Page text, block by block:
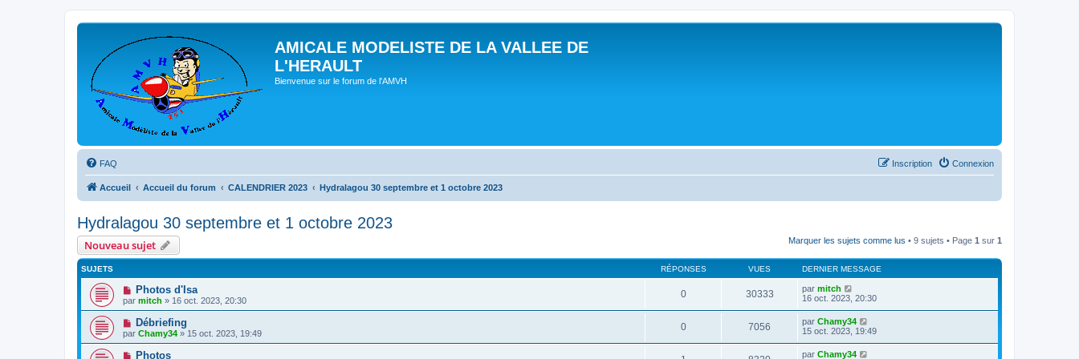
AMICALE MODELISTE DE LA VALLEE DE
L'HERAULT
Bienvenue sur le forum de l'AMVH
FAQ Connexion
Inscription
Accueil Accueil du forum CALENDRIER 2023 Hydralagou 30 septembre et 1 octobre 2023
Hydralagou 30 septembre et 1 octobre 2023
Nouveau sujet Marquer les sujets comme lus • 9 sujets • Page 1 sur 1
SUJETS RÉPONSES VUES DERNIER MESSAGE
Photos d'Isa
par mitch » 16 oct. 2023, 20:30
0 30333 par mitch
16 oct. 2023, 20:30
Débriefing
par Chamy34 » 15 oct. 2023, 19:49
0 7056 par Chamy34
15 oct. 2023, 19:49
Photos par Chamy34